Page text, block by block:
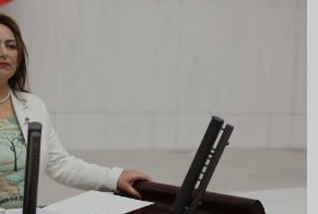
Adana’da sıcağın boyutu: Asfaltta yumurta pişti
Yeni Parti'de Seyhan İlçe Başkanlığına Mehmet
Şahin Gümüş getirildi